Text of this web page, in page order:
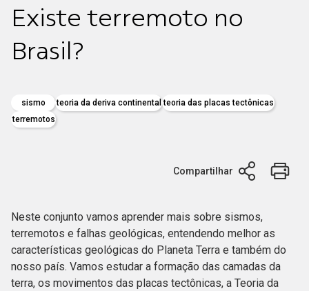
Existe terremoto no
Brasil?
sismo teoria da deriva continental teoria das placas tectônicas
terremotos
Compartilhar
Neste conjunto vamos aprender mais sobre sismos,
terremotos e falhas geológicas, entendendo melhor as
características geológicas do Planeta Terra e também do
nosso país. Vamos estudar a formação das camadas da
terra, os movimentos das placas tectônicas, a Teoria da